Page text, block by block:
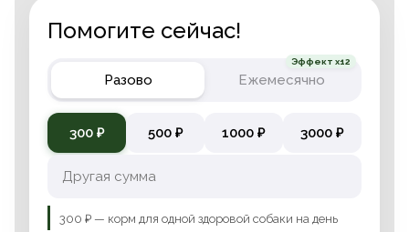
Помогите сейчас!
Разово Ежемесячно
Эффект x12
300 ₽ 500 ₽ 1000 ₽ 3000 ₽
300 ₽ — корм для одной здоровой собаки на день